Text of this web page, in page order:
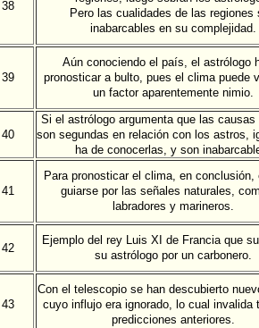
38
Pero las cualidades de las regiones
inabarcables en su complejidad.
39
Aún conociendo el país, el astrólogo
pronosticar a bulto, pues el clima puede
un factor aparentemente nimio.
40
Si el astrólogo argumenta que las causas
son segundas en relación con los astros,
ha de conocerlas, y son
41
Para pronosticar el clima, en conclusión,
guiarse por las señales naturales,
labradores y marineros.
42
Ejemplo del rey Luis XI de Francia que
su astrólogo por un carbonero.
43
Con el telescopio se han descubierto
cuyo influjo era ignorado, lo cual invalida
predicciones anteriores.